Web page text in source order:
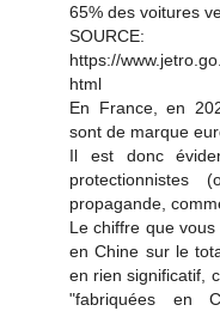
65% des voitures
SOURCE:
https://
html
En France, en
sont de marque
Il est donc
propagande,
Le chiffre que
en Chine sur le
en rien significatif,
"fabriquées en